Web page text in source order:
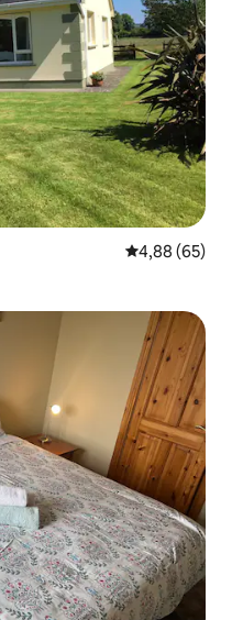
Évaluation
4,88 (65)